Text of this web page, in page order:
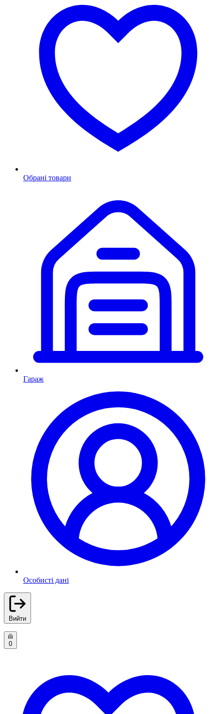
Обрані товари
Гараж
Особисті дані
Вийти
0